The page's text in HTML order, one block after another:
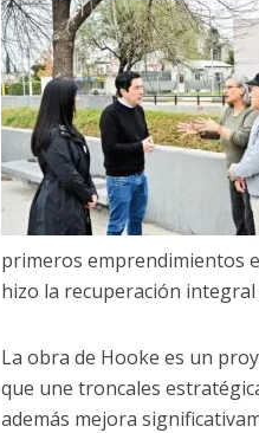
primeros emprendimientos
hizo la recuperación integral
La obra de Hooke es un
que une troncales
además mejora